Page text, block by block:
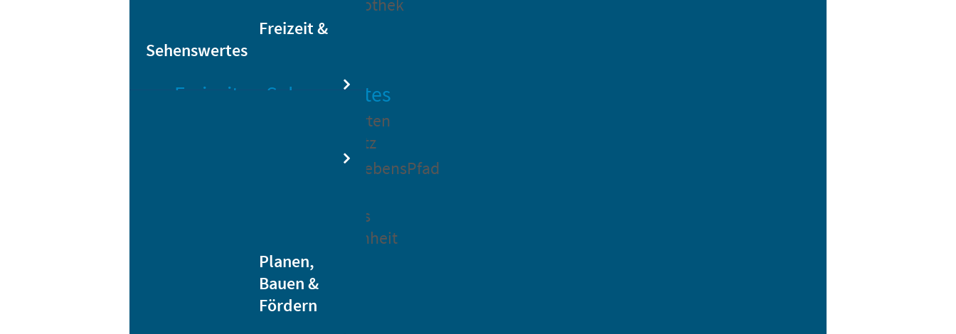
Bikesharing
Stadtbibliothek
Freizeit &
Sehenswertes
Freizeit
Heidenauer
Musiknacht
Sehenswertes
Barockgarten
Großsedlitz
MärchenLebensPfad
Heidenaus
Vergangenheit
Planen,
Bauen &
Fördern